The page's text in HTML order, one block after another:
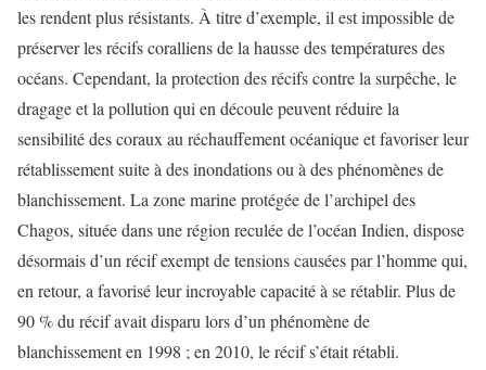
les rendent plus résistants. À titre d’exemple, il est impossible de
préserver les récifs coralliens de la hausse des températures des
océans. Cependant, la protection des récifs contre la surpêche, le
dragage et la pollution qui en découle peuvent réduire la
sensibilité des coraux au réchauffement océanique et favoriser leur
rétablissement suite à des inondations ou à des phénomènes de
blanchissement. La zone marine protégée de l’archipel des
Chagos, située dans une région reculée de l’océan Indien, dispose
désormais d’un récif exempt de tensions causées par l’homme qui,
en retour, a favorisé leur incroyable capacité à se rétablir. Plus de
90 % du récif avait disparu lors d’un phénomène de
blanchissement en 1998 ; en 2010, le récif s’était rétabli.